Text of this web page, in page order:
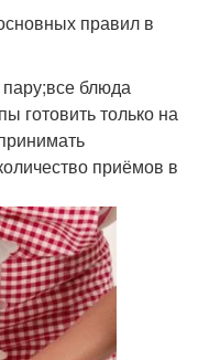
правил в
пару;все блюда
готовить только на
приёмов в